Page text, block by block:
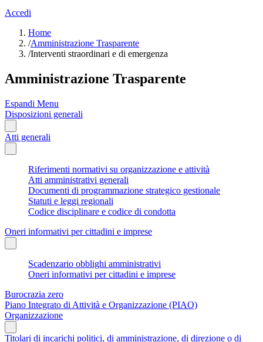
Accedi
Home
/Amministrazione Trasparente
/Interventi straordinari e di emergenza
Amministrazione Trasparente
Espandi Menu
Disposizioni generali
Atti generali
Riferimenti normativi su organizzazione e attività
Atti amministrativi generali
Documenti di programmazione strategico gestionale
Statuti e leggi regionali
Codice disciplinare e codice di condotta
Oneri informativi per cittadini e imprese
Scadenzario obblighi amministrativi
Oneri informativi per cittadini e imprese
Burocrazia zero
Piano Integrato di Attività e Organizzazione (PIAO)
Organizzazione
Titolari di incarichi politici, di amministrazione, di direzione o di